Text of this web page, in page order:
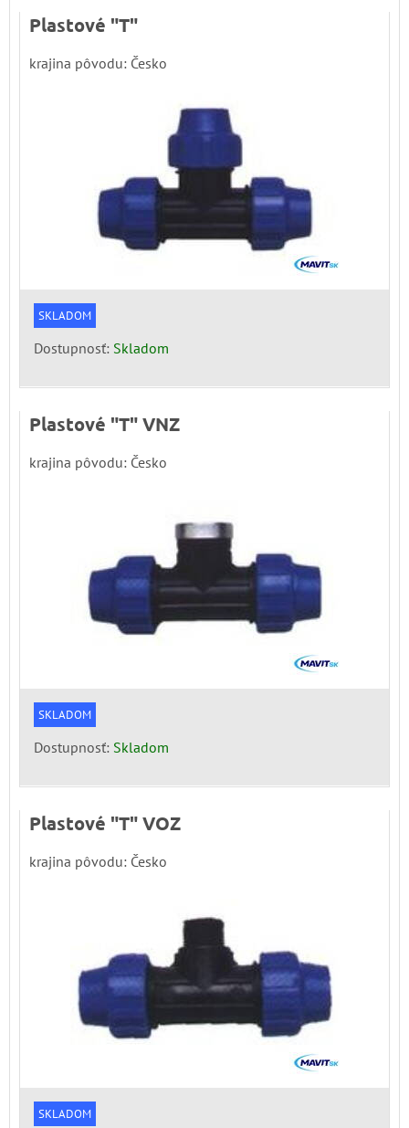
Plastové "T"
krajina pôvodu: Česko
SKLADOM
Dostupnosť: Skladom
Plastové "T" VNZ
krajina pôvodu: Česko
SKLADOM
Dostupnosť: Skladom
Plastové "T" VOZ
krajina pôvodu: Česko
SKLADOM